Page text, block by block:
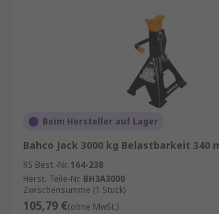
Beim Hersteller auf Lager
Bahco Jack 3000 kg Belastbarkeit 340
RS Best.-Nr. 164-238
Herst. Teile-Nr. BH3A3000
Zwischensumme (1 Stück)
105,79 €(ohne MwSt.)